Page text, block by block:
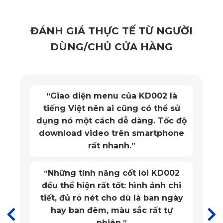
Cấu tạo chính của thảm bao gồm khoảng 80% nhựa PVC và
chưa đến 20% vải polyester, cùng với lớp đáy pha trộn 60%
mỗi khi bước chân vào xe.
2. Lợi Ích Thảm Sàn Ô Tô 360 Dodge
Sở hữu một chiếc Dodge Challenger không chỉ là niềm tự
hào mà còn thể hiện cá tính mạnh mẽ, phong cách thể thao
và sự tinh tế trong từng chi tiết nội thất. Vì vậy, việc chọn lựa
ĐÁNH GIÁ THỰC TẾ TỪ NGƯỜI
DÙNG/CHỦ CỬA HÀNG
“Giao diện menu của KD002 là
tiếng Việt nên ai cũng có thể sử
dụng nó một cách dễ dàng. Tốc độ
download video trên smartphone
rất nhanh.”
“Những tính năng cốt lõi KD002
đều thể hiện rất tốt: hình ảnh chi
tiết, đủ rõ nét cho dù là ban ngày
hay ban đêm, màu sắc rất tự